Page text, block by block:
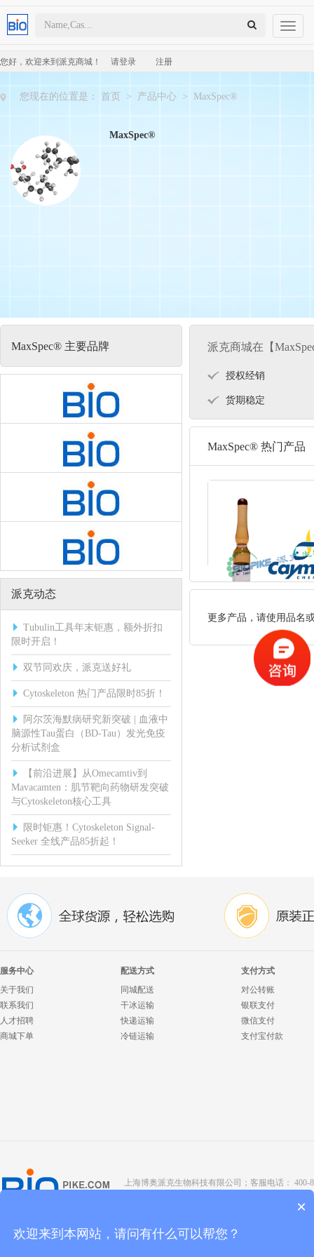
您好，欢迎来到派克商城！ 请登录 注册
Toggle
您现在的位置是： 首页 > 产品中心 > MaxSpec®
MaxSpec®
MaxSpec® 主要品牌
派克动态
Tubulin工具年末钜惠，额外折扣
限时开启！
双节同欢庆，派克送好礼
Cytoskeleton 热门产品限时85折！
阿尔茨海默病研究新突破 | 血液中
脑源性Tau蛋白（BD-Tau）发光免疫
分析试剂盒
【前沿进展】从Omecamtiv到
Mavacamten：肌节靶向药物研发突破
与Cytoskeleton核心工具
限时钜惠！Cytoskeleton Signal-
Seeker 全线产品85折起！
派克商城在【
授权经销
货期稳定
MaxSpec® 热门产品
更多产品，请使用品名
服务中心
关于我们
联系我们
人才招聘
商城下单
配送方式
同城配送
干冰运输
快递运输
冷链运输
支付方式
对公转账
银联支付
微信支付
支付宝付款
上海博奥派克生物科技有限公司；客服电话： 400-
京ICP备
×
欢迎来到本网站，请问有什么可以帮您？